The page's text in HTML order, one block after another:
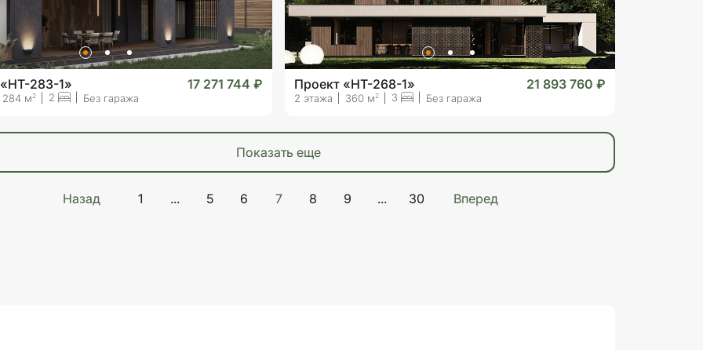
283-1» 17 271 744 ₽
284 м2 2 Без гаража
Проект «HT-268-1» 21 893 760 ₽
2 этажа 360 м2 3 Без гаража
показать еще
Назад 1 ... 5 6 7 8 9 ... 30 Вперед